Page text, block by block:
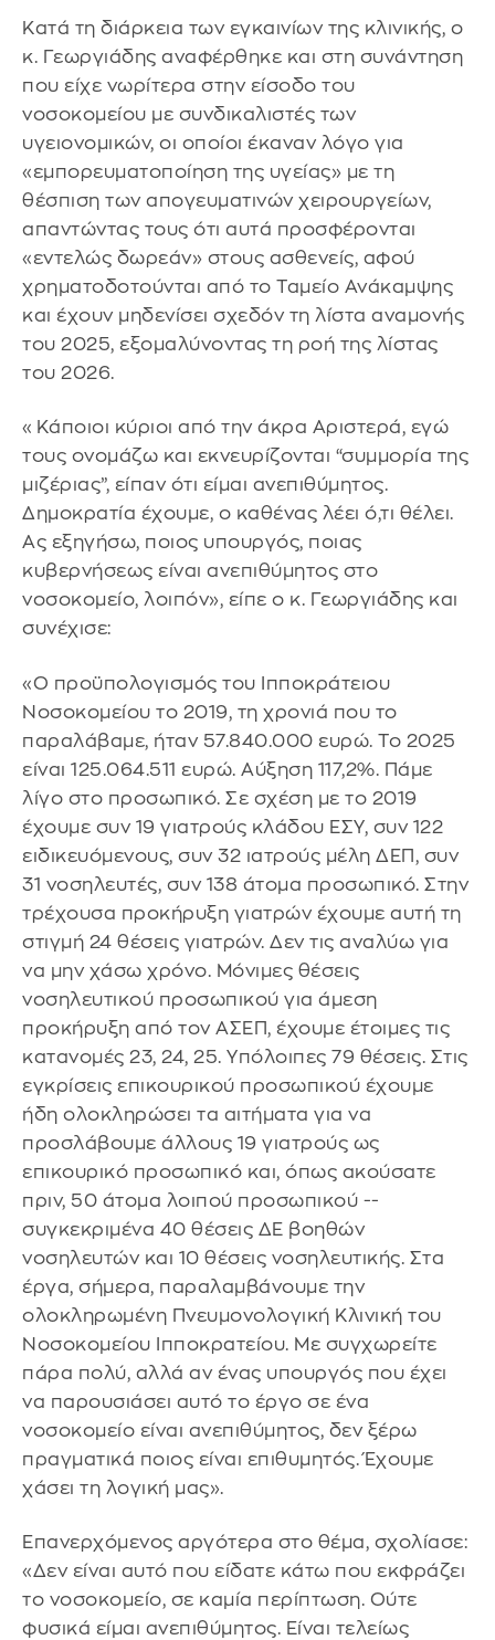
Κατά τη διάρκεια των εγκαινίων της κλινικής, ο
κ. Γεωργιάδης αναφέρθηκε και στη συνάντηση
που είχε νωρίτερα στην είσοδο του
νοσοκομείου με συνδικαλιστές των
υγειονομικών, οι οποίοι έκαναν λόγο για
«εμπορευματοποίηση της υγείας» με τη
θέσπιση των απογευματινών χειρουργείων,
απαντώντας τους ότι αυτά προσφέρονται
«εντελώς δωρεάν» στους ασθενείς, αφού
χρηματοδοτούνται από το Ταμείο Ανάκαμψης
και έχουν μηδενίσει σχεδόν τη λίστα αναμονής
του 2025, εξομαλύνοντας τη ροή της λίστας
του 2026.
«Κάποιοι κύριοι από την άκρα Αριστερά, εγώ
τους ονομάζω και εκνευρίζονται “συμμορία της
μιζέριας”, είπαν ότι είμαι ανεπιθύμητος.
Δημοκρατία έχουμε, ο καθένας λέει ό,τι θέλει.
Ας εξηγήσω, ποιος υπουργός, ποιας
κυβερνήσεως είναι ανεπιθύμητος στο
νοσοκομείο, λοιπόν», είπε ο κ. Γεωργιάδης και
συνέχισε:
«Ο προϋπολογισμός του Ιπποκράτειου
Νοσοκομείου το 2019, τη χρονιά που το
παραλάβαμε, ήταν 57.840.000 ευρώ. Το 2025
είναι 125.064.511 ευρώ. Αύξηση 117,2%. Πάμε
λίγο στο προσωπικό. Σε σχέση με το 2019
έχουμε συν 19 γιατρούς κλάδου ΕΣΥ, συν 122
ειδικευόμενους, συν 32 ιατρούς μέλη ΔΕΠ, συν
31 νοσηλευτές, συν 138 άτομα προσωπικό. Στην
τρέχουσα προκήρυξη γιατρών έχουμε αυτή τη
στιγμή 24 θέσεις γιατρών. Δεν τις αναλύω για
να μην χάσω χρόνο. Μόνιμες θέσεις
νοσηλευτικού προσωπικού για άμεση
προκήρυξη από τον ΑΣΕΠ, έχουμε έτοιμες τις
κατανομές 23, 24, 25. Υπόλοιπες 79 θέσεις. Στις
εγκρίσεις επικουρικού προσωπικού έχουμε
ήδη ολοκληρώσει τα αιτήματα για να
προσλάβουμε άλλους 19 γιατρούς ως
επικουρικό προσωπικό και, όπως ακούσατε
πριν, 50 άτομα λοιπού προσωπικού --
συγκεκριμένα 40 θέσεις ΔΕ βοηθών
νοσηλευτών και 10 θέσεις νοσηλευτικής. Στα
έργα, σήμερα, παραλαμβάνουμε την
ολοκληρωμένη Πνευμονολογική Κλινική του
Νοσοκομείου Ιπποκρατείου. Με συγχωρείτε
πάρα πολύ, αλλά αν ένας υπουργός που έχει
να παρουσιάσει αυτό το έργο σε ένα
νοσοκομείο είναι ανεπιθύμητος, δεν ξέρω
πραγματικά ποιος είναι επιθυμητός. Έχουμε
χάσει τη λογική μας».
Επανερχόμενος αργότερα στο θέμα, σχολίασε:
«Δεν είναι αυτό που είδατε κάτω που εκφράζει
το νοσοκομείο, σε καμία περίπτωση. Ούτε
φυσικά είμαι ανεπιθύμητος. Είναι τελείως